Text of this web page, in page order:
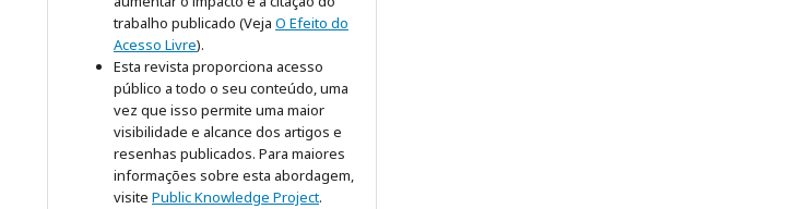
trabalho publicado (Veja O Efeito do
Acesso Livre).
Esta revista proporciona acesso
público a todo o seu conteúdo, uma
vez que isso permite uma maior
visibilidade e alcance dos artigos e
resenhas publicados. Para maiores
informações sobre esta abordagem,
visite Public Knowledge Project.